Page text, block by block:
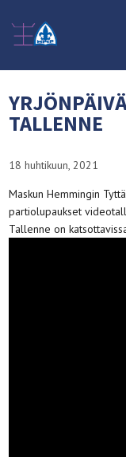
TALLENNE
18 huhtikuun, 2021
Maskun Hemmingin
partiolupaukset
Tallenne on